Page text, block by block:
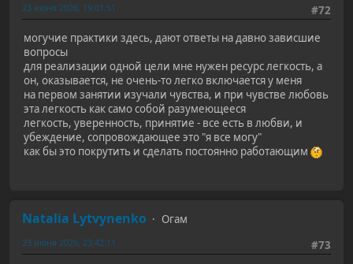
#72
23 июня 2026, 19:01:51
могучие практики здесь, дают ответы на давно зависшие
вопросы
для реализации одной цели мне нужен ресурс легкость, а
он, оказывается, не очень-то легко включается у меня
на первом занятии изучали чувства, и при чувстве любовь
эта легкость как само собой разумеющееся
легкость, уверенность, принятие - все есть в любви, и
убеждение, сопровождающее это "я все могу"
как бы это покрутить и сделать постоянно работающим
Natalia Lytvynenko
Огам
#73
23 июня 2026, 23:42:11